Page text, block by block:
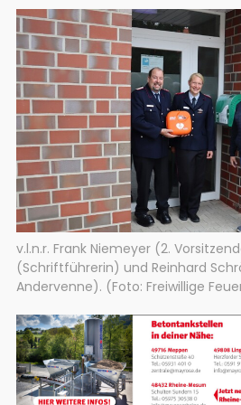
v.l.n.r. Frank Niemeyer (2.
(Schriftführerin) und Reinhard
Andervenne). (Foto: Freiwillige